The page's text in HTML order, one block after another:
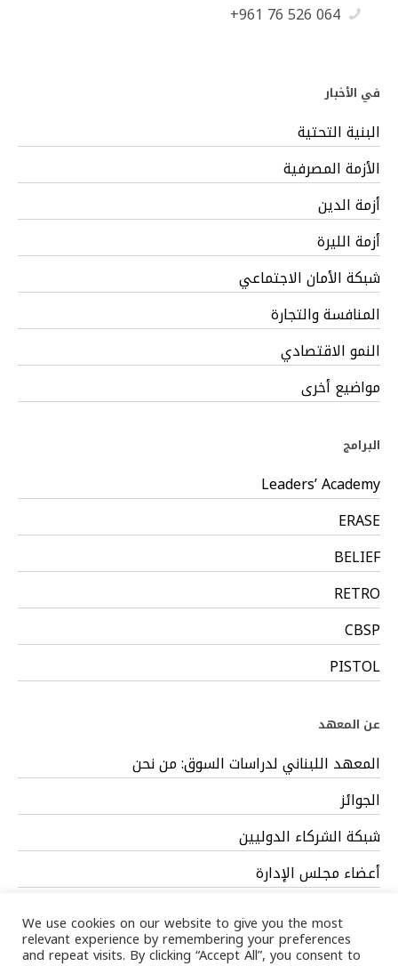
+961 76 526 064
في الأخبار
البنية التحتية
الأزمة المصرفية
أزمة الدين
أزمة الليرة
شبكة الأمان الاجتماعي
المنافسة والتجارة
النمو الاقتصادي
مواضيع أخرى
البرامج
Leaders’ Academy
ERASE
BELIEF
RETRO
CBSP
PISTOL
عن المعهد
المعهد اللبناني لدراسات السوق: من نحن
الجوائز
شبكة الشركاء الدوليين
أعضاء مجلس الإدارة
We use cookies on our website to give you the most
relevant experience by remembering your preferences
and repeat visits. By clicking “Accept All”, you consent to